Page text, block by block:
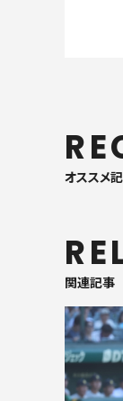
オススメ
関連記事